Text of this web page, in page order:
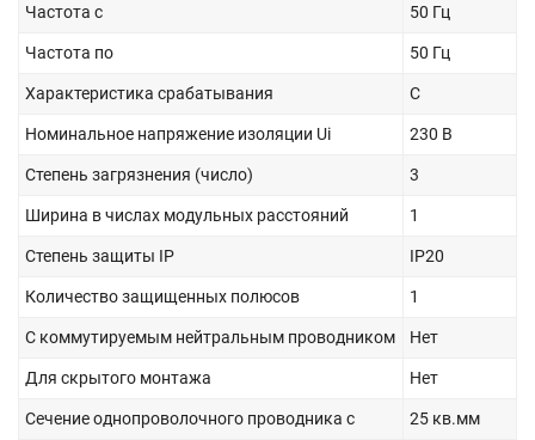
Частота с 50 Гц
Частота по 50 Гц
Характеристика срабатывания C
Номинальное напряжение изоляции Ui 230 В
Степень загрязнения (число) 3
Ширина в числах модульных расстояний 1
Степень защиты IP IP20
Количество защищенных полюсов 1
С коммутируемым нейтральным проводником Нет
Для скрытого монтажа Нет
Сечение однопроволочного проводника с 25 кв.мм